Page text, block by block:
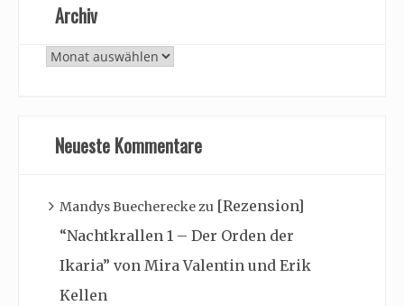
Archiv
Archiv
Neueste Kommentare
Mandys Buechereckezu [Rezension]
“Nachtkrallen 1 – Der Orden der
Ikaria” von Mira Valentin und Erik
Kellen